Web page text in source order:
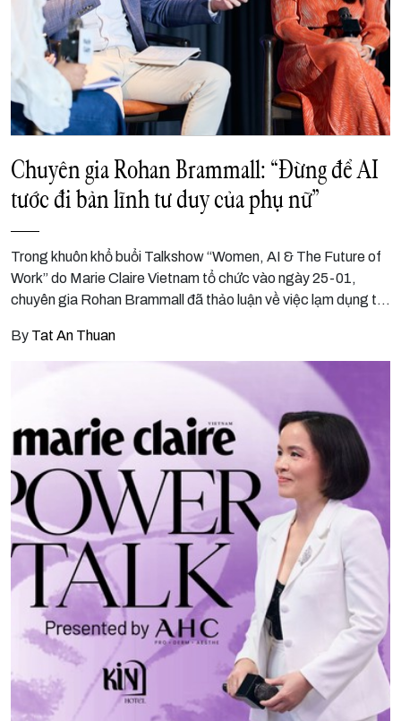
Chuyên gia Rohan Brammall: “Đừng để AI
tước đi bản lĩnh tư duy của phụ nữ”
Trong khuôn khổ buổi Talkshow “Women, AI & The Future of
Work” do Marie Claire Vietnam tổ chức vào ngày 25-01,
chuyên gia Rohan Brammall đã thảo luận về việc lạm dụng trí
nguyên công nghệ mới mà không đánh mất bản sắc cá nhân.
By Tat An Thuan